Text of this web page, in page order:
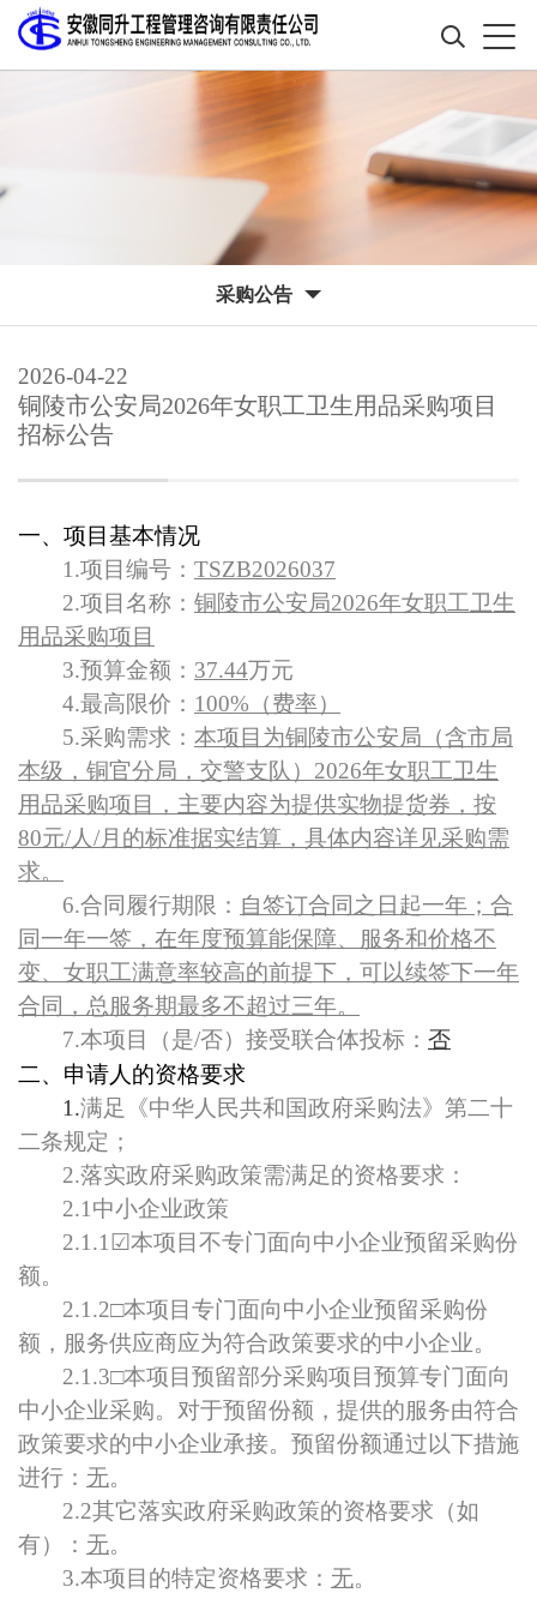
采购公告
2026-04-22
铜陵市公安局2026年女职工卫生用品采购项目
招标公告
一、项目基本情况
1.项目编号： TSZB2026037
2.项目名称： 铜陵市公安局2026年女职工卫生
用品采购项目
3.预算金额： 37.44万元
4.最高限价： 100%（费率）
5.采购需求： 本项目为铜陵市公安局（含市局
本级，铜官分局，交警支队）2026年女职工卫生
用品采购项目，主要内容为提供实物提货券，按
80元/人/月的标准据实结算，具体内容详见采购需
求。
6.合同履行期限： 自签订合同之日起一年；合
同一年一签，在年度预算能保障、服务和价格不
变、女职工满意率较高的前提下，可以续签下一年
合同，总服务期最多不超过三年。
7.本项目（是/否）接受联合体投标： 否
二、申请人的资格要求
1.满足《中华人民共和国政府采购法》第二十
二条规定；
2.落实政府采购政策需满足的资格要求：
2.1 中小企业政策
2.1.1 ☑本项目不专门面向中小企业预留采购份
额。
2.1.2□本项目专门面向中小企业预留采购份
额，服务供应商应为符合政策要求的中小企业。
2.1.3□本项目预留部分采购项目预算专门面向
中小企业采购。对于预留份额，提供的服务由符合
政策要求的中小企业承接。预留份额通过以下措施
进行： 无。
2.2其它落实政府采购政策的资格要求 （如
有）
： 无。
3.本项目的特定资格要求： 无。